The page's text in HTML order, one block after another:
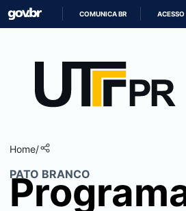
COMUNICA BR
Home/
PATO BRANCO